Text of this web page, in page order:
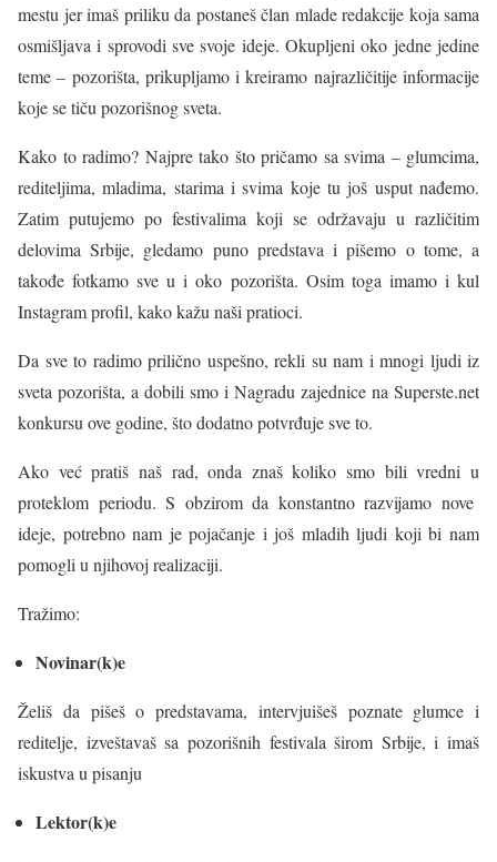
mestu jer imaš priliku da postaneš član mlade redakcije koja sama
osmišljava i sprovodi sve svoje ideje. Okupljeni oko jedne jedine
teme – pozorišta, prikupljamo i kreiramo najrazličitije informacije
koje se tiču pozorišnog sveta.
Kako to radimo? Najpre tako što pričamo sa svima – glumcima,
rediteljima, mladima, starima i svima koje tu još usput nađemo.
Zatim putujemo po festivalima koji se održavaju u različitim
delovima Srbije, gledamo puno predstava i pišemo o tome, a
takođe fotkamo sve u i oko pozorišta. Osim toga imamo i kul
Instagram profil, kako kažu naši pratioci.
Da sve to radimo prilično uspešno, rekli su nam i mnogi ljudi iz
sveta pozorišta, a dobili smo i Nagradu zajednice na Superste.net
konkursu ove godine, što dodatno potvrđuje sve to.
Ako već pratiš naš rad, onda znaš koliko smo bili vredni u
proteklom periodu. S obzirom da konstantno razvijamo nove
ideje, potrebno nam je pojačanje i još mladih ljudi koji bi nam
pomogli u njihovoj realizaciji.
Tražimo:
Novinar(k)e
Želiš da pišeš o predstavama, intervjuišeš poznate glumce i
reditelje, izveštavaš sa pozorišnih festivala širom Srbije, i imaš
iskustva u pisanju
Lektor(k)e